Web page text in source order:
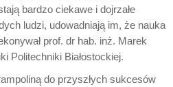
bardzo ciekawe i dojrzałe
ludzi, udowadniają im, że nauka
prof. dr hab. inż. Marek
Politechniki Białostockiej.
do przyszłych sukcesów